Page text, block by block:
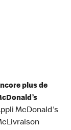
plus de
McDonald's